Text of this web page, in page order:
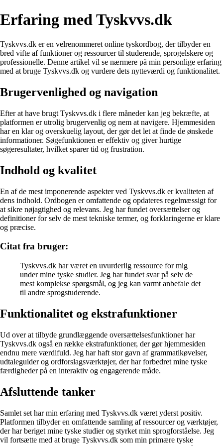
Erfaring med Tyskvvs.dk
Tyskvvs.dk er en velrenommeret online tyskordbog, der tilbyder en
bred vifte af funktioner og ressourcer til studerende, sprogelskere og
professionelle. Denne artikel vil se nærmere på min personlige erfaring
med at bruge Tyskvvs.dk og vurdere dets nytteværdi og funktionalitet.
Brugervenlighed og navigation
Efter at have brugt Tyskvvs.dk i flere måneder kan jeg bekræfte, at
platformen er utrolig brugervenlig og nem at navigere. Hjemmesiden
har en klar og overskuelig layout, der gør det let at finde de ønskede
informationer. Søgefunktionen er effektiv og giver hurtige
søgeresultater, hvilket sparer tid og frustration.
Indhold og kvalitet
En af de mest imponerende aspekter ved Tyskvvs.dk er kvaliteten af ​​
dens indhold. Ordbogen er omfattende og opdateres regelmæssigt for
at sikre nøjagtighed og relevans. Jeg har fundet oversættelser og
definitioner for selv de mest tekniske termer, og forklaringerne er klare
og præcise.
Citat fra bruger:
Tyskvvs.dk har været en uvurderlig ressource for mig
under mine tyske studier. Jeg har fundet svar på selv de
mest komplekse spørgsmål, og jeg kan varmt anbefale det
til andre sprogstuderende.
Funktionalitet og ekstrafunktioner
Ud over at tilbyde grundlæggende oversættelsesfunktioner har
Tyskvvs.dk også en række ekstrafunktioner, der gør hjemmesiden
endnu mere værdifuld. Jeg har haft stor gavn af grammatikøvelser,
udtaleguider og ordforslagsværktøjer, der har forbedret mine tyske
færdigheder på en interaktiv og engagerende måde.
Afsluttende tanker
Samlet set har min erfaring med Tyskvvs.dk været yderst positiv.
Platformen tilbyder en omfattende samling af ressourcer og værktøjer,
der har beriget mine tyske studier og styrket min sprogforståelse. Jeg
vil fortsætte med at bruge Tyskvvs.dk som min primære tyske